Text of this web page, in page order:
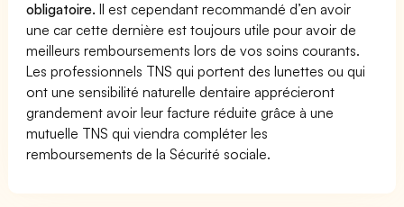
obligatoire.Il est cependant recommandé d’en avoir
une car cette dernière est toujours utile pour avoir de
meilleurs remboursements lors de vos soins courants.
Les professionnels TNS qui portent des lunettes ou qui
ont une sensibilité naturelle dentaire apprécieront
grandement avoir leur facture réduite grâce à une
mutuelle TNS qui viendra compléter les
remboursements de la Sécurité sociale.